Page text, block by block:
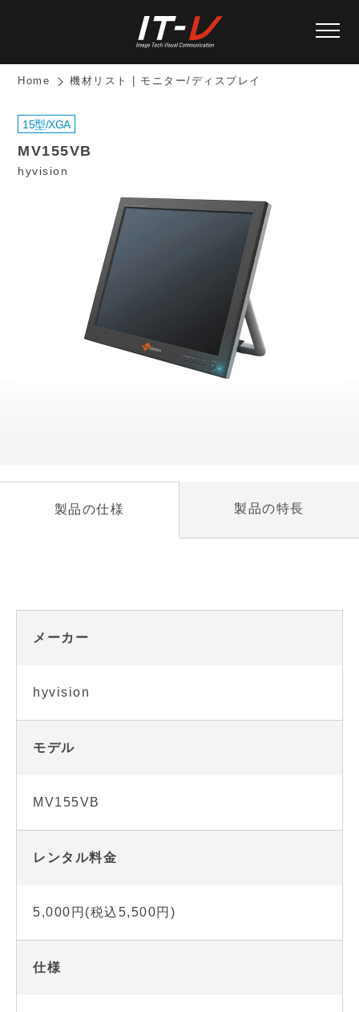
Home 機材リスト | モニター/ディスプレイ
15型/XGA
MV155VB
hyvision
製品の仕様
メーカー
hyvision
モデル
MV155VB
レンタル料金
5,000円(税込5,500円)
仕様
製品の特長